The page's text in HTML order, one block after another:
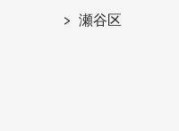
瀬谷区